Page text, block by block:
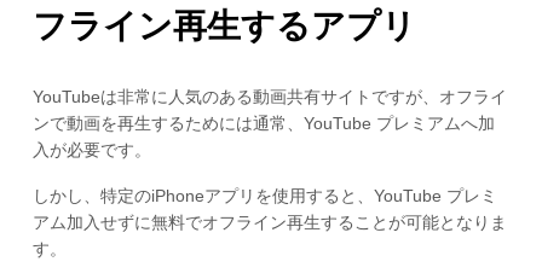
フライン再生するアプリ
YouTubeは非常に人気のある動画共有サイトですが、オフライ
ンで動画を再生するためには通常、YouTube プレミアムへ加
入が必要です。
しかし、特定のiPhoneアプリを使用すると、YouTube プレミ
アム加入せずに無料でオフライン再生することが可能となりま
す。